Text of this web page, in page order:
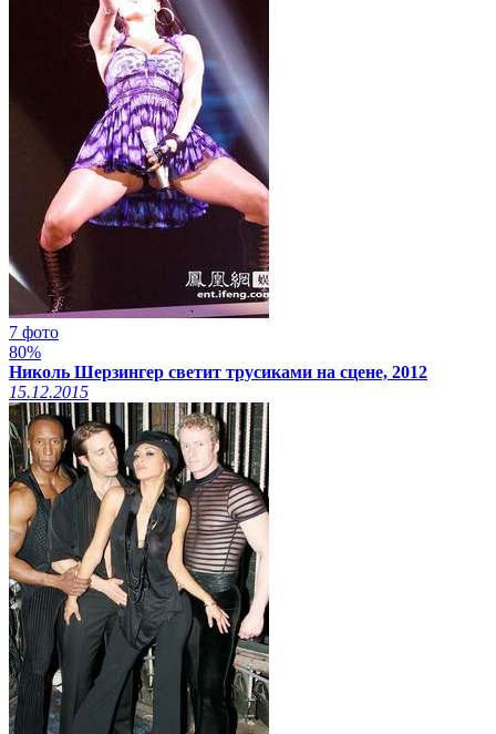
7 фото
80%
Николь Шерзингер светит трусиками на сцене, 2012
15.12.2015